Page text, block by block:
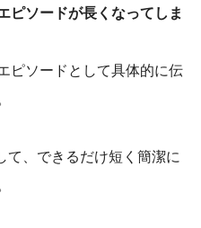
ピソードが長くなってしま
ピソードとして具体的に伝
て、できるだけ短く簡潔に